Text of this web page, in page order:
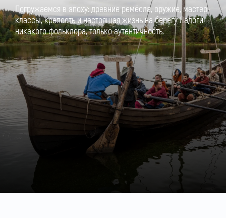
Погружаемся в эпоху: древние ремёсла, оружие, мастер-
классы, крепость и настоящая жизнь на берегу Ладоги —
никакого фольклора, только аутентичность.